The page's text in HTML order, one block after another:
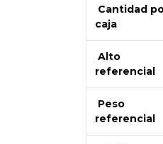
Cantidad
caja
Alto
referencial
Peso
referencial